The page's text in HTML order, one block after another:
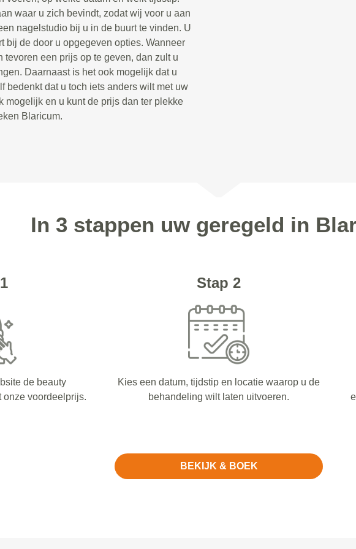
waar u zich bevindt, zodat wij voor u aan
nagelstudio bij u in de buurt te vinden. U
bij de door u opgegeven opties. Wanneer
tevoren een prijs op te geven, dan zult u
Daarnaast is het ook mogelijk dat u
bedenkt dat u toch iets anders wilt met uw
mogelijk en u kunt de prijs dan ter plekke
Blaricum.
In 3 stappen uw geregeld in
de beauty
onze voordeelprijs.
Stap 2
Kies een datum, tijdstip en locatie waarop u de
behandeling wilt laten uitvoeren.
BEKIJK & BOEK